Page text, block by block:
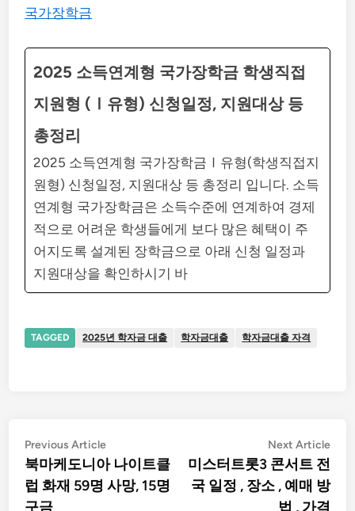
국가장학금
2025 소득연계형 국가장학금 학생직접
지원형 (Ⅰ유형) 신청일정, 지원대상 등
총정리
2025 소득연계형 국가장학금Ⅰ유형(학생직접지
원형) 신청일정, 지원대상 등 총정리 입니다. 소득
연계형 국가장학금은 소득수준에 연계하여 경제
적으로 어려운 학생들에게 보다 많은 혜택이 주
어지도록 설계된 장학금으로 아래 신청 일정과
지원대상을 확인하시기 바
TAGGED 2025년 학자금 대출 학자금대출 학자금대출 자격
글
탐
Previous ArticlePrevious
article:
북마케도니아 나이트클
럽 화재 59명 사망, 15명
구금
Next Article
미스터트롯3 콘서트 전
국 일정 , 장소 , 예매 방
법 , 가격